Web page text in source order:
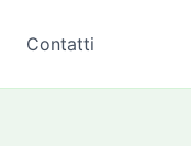
Contatti